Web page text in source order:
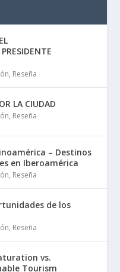
, Reseña
LA CIUDAD
, Reseña
– Destinos
en Iberoamérica
, Reseña
de los
, Reseña
vs.
Tourism